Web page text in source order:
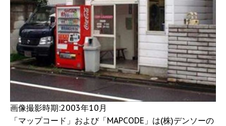
画像撮影時期:2003年10月
「マップコード」および「MAPCODE」は(株)デンソーの